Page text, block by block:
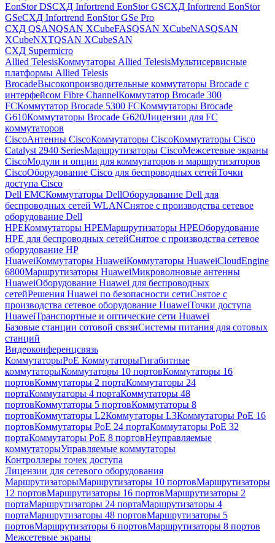
EonStor DSСХД Infortrend EonStor GSСХД Infortrend EonStor
GSeСХД Infortrend EonStor GSe Pro
СХД QSANQSAN XCubeFASQSAN XCubeNASQSAN
XCubeNXTQSAN XCubeSAN
СХД Supermicro
Allied TelesisКоммутаторы Allied TelesisМультисервисные
платформы Allied Telesis
BrocadeВысокопроизводительные коммутаторы Brocade с
интерфейсом Fibre ChannelКоммутатор Brocade 300
FCКоммутатор Brocade 5300 FCКоммутаторы Brocade
G610Коммутаторы Brocade G620Лицензии для FC
коммутаторов
CiscoАнтенны CiscoКоммутаторы CiscoКоммутаторы Cisco
Catalyst 2940 SeriesМаршрутизаторы CiscoМежсетевые экраны
CiscoМодули и опции для коммутаторов и маршрутизаторов
CiscoОборудование Cisco для беспроводных сетейТочки
доступа Cisco
Dell EMCКоммутаторы DellОборудование Dell для
беспроводных сетей WLANСнятое с производства сетевое
оборудование Dell
HPEКоммутаторы HPEМаршрутизаторы HPEОборудование
HPE для беспроводных сетейСнятое с производства сетевое
оборудование HP
HuaweiКоммутаторы HuaweiКоммутаторы HuaweiCloudEngine
6800Маршрутизаторы HuaweiМикроволновые антенны
HuaweiОборудование Huawei для беспроводных
сетейРешения Huawei по безопасности сетиСнятое с
производства сетевое оборудование HuaweiТочки доступа
HuaweiТранспортные и оптические сети Huawei
Базовые станции сотовой связиСистемы питания для сотовых
станций
Видеоконференцсвязь
КоммутаторыPoE КоммутаторыГигабитные
коммутаторыКоммутаторы 10 портовКоммутаторы 16
портовКоммутаторы 2 портаКоммутаторы 24
портаКоммутаторы 4 портаКоммутаторы 48
портовКоммутаторы 5 портовКоммутаторы 8
портовКоммутаторы L2Коммутаторы L3Коммутаторы PoE 16
портовКоммутаторы PoE 24 портаКоммутаторы PoE 32
портаКоммутаторы PoE 8 портовНеуправляемые
коммутаторыУправляемые коммутаторы
Контроллеры точек доступа
Лицензии для сетевого оборудования
МаршрутизаторыМаршрутизаторы 10 портовМаршрутизаторы
12 портовМаршрутизаторы 16 портовМаршрутизаторы 2
портаМаршрутизаторы 24 портаМаршрутизаторы 4
портаМаршрутизаторы 48 портовМаршрутизаторы 5
портовМаршрутизаторы 6 портовМаршрутизаторы 8 портов
Межсетевые экраны